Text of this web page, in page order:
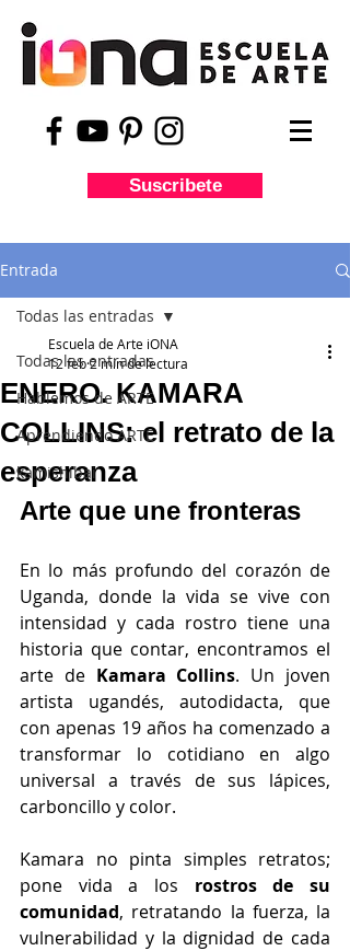
Suscribete
Entrada
Todas las entradas
Hablemos de ARTE
Aprendiendo ARTE
kamishibai
Todas las entradas
ENERO. KAMARA
COLLINS: el retrato de la
esperanza
Escuela de Arte iONA
12 feb2 min de lectura
Arte que une fronteras
En lo más profundo del corazón de
Uganda, donde la vida se vive con
intensidad y cada rostro tiene una
historia que contar, encontramos el
arte de Kamara Collins. Un joven
artista ugandés, autodidacta, que
con apenas 19 años ha comenzado a
transformar lo cotidiano en algo
universal a través de sus lápices,
carboncillo y color.
Kamara no pinta simples retratos;
pone vida a los rostros de su
comunidad, retratando la fuerza, la
vulnerabilidad y la dignidad de cada